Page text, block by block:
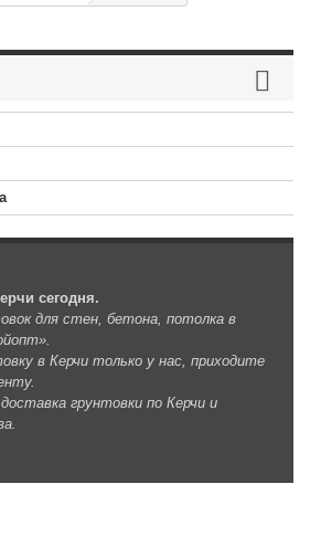
сегодня.
для стен, бетона, потолка в
в Керчи только у нас, приходите
грунтовки по Керчи и